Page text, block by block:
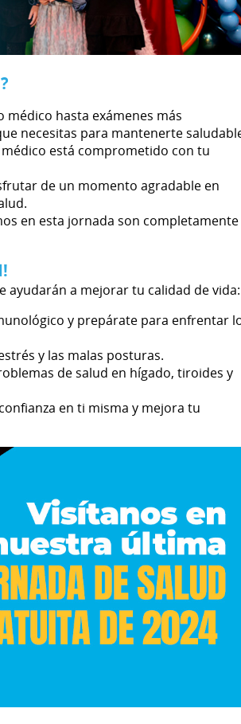
médico hasta exámenes más
necesitas para mantenerte
está comprometido con tu
de un momento agradable en
en esta jornada son completamente
ayudarán a mejorar tu calidad de vida:
y prepárate para enfrentar
y las malas posturas.
de salud en hígado, tiroides y
en ti misma y mejora tu